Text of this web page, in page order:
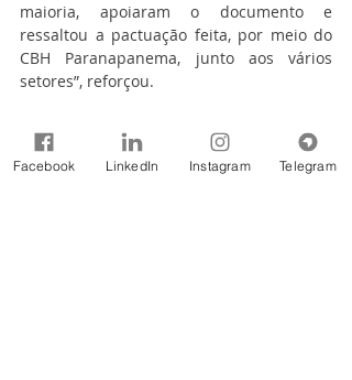
maioria, apoiaram o documento e
ressaltou a pactuação feita, por meio do
CBH Paranapanema, junto aos vários
setores”, reforçou.
A Agência Brasileira de Inteligência pode
conhecer detalhadamente a proposta e
ter os esclarecimentos técnicos que vão
Facebook LinkedIn Instagram Telegram